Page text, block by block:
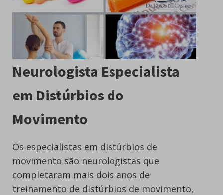
Neurologista Especialista
em Distúrbios do
Movimento
Os especialistas em distúrbios de
movimento são neurologistas que
completaram mais dois anos de
treinamento de distúrbios de movimento,